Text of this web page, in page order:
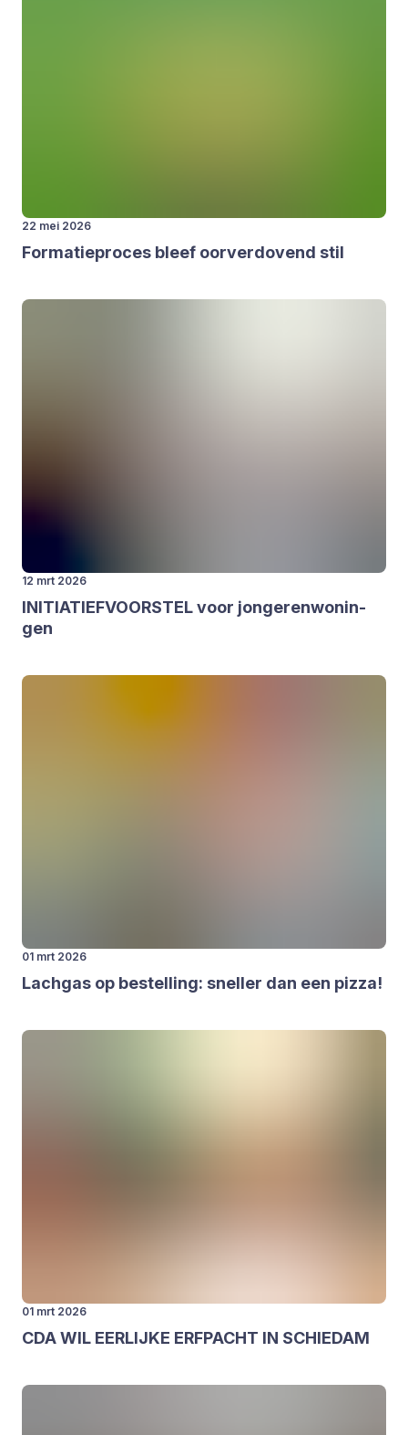
22 mei 2026
For­ma­tie­pro­ces bleef oor­ver­do­vend stil
12 mrt 2026
INI­TI­A­TIEF­VOOR­STELvoor jon­ge­ren­wo­nin­
gen
01 mrt 2026
Lach­gas op bestel­ling: snel­ler dan een piz­za!
01 mrt 2026
CDAWIL EER­LIJ­KE ERF­PACHT IN SCHIE­DAM